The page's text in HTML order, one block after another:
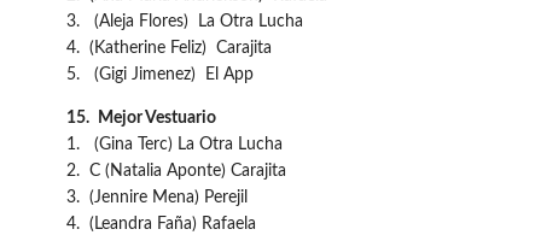
3. (Aleja Flores) La Otra Lucha
4. (Katherine Feliz) Carajita
5. (Gigi Jimenez) El App
15.
Mejor Vestuario
1. (Gina Terc) La Otra Lucha
2. C (Natalia Aponte) Carajita
3. (Jennire Mena) Perejil
4. (Leandra Faña) Rafaela